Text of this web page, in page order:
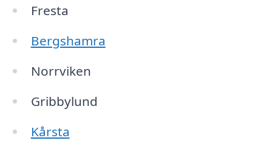
Fresta
Bergshamra
Norrviken
Gribbylund
Kårsta